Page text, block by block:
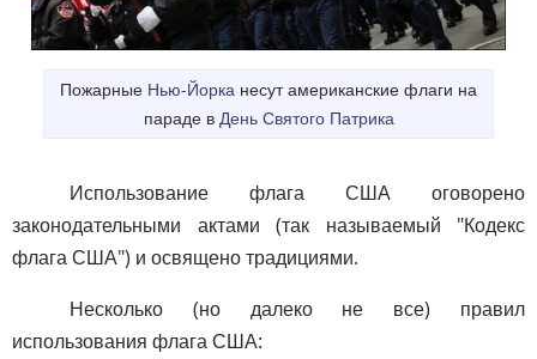
Пожарные Нью-Йорка несут американские флаги на
параде в День Святого Патрика
Использование флага США оговорено
законодательными актами (так называемый "Кодекс
флага США") и освящено традициями.
Несколько (но далеко не все) правил
использования флага США: